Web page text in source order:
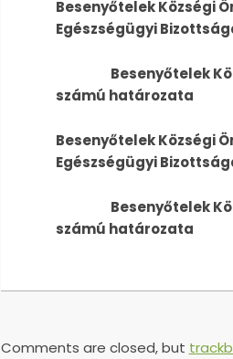
Besenyőtelek Községi
Egészségügyi
Besenyőtelek
számú határozata
Besenyőtelek Községi
Egészségügyi
Besenyőtelek
számú határozata
Comments are closed, but